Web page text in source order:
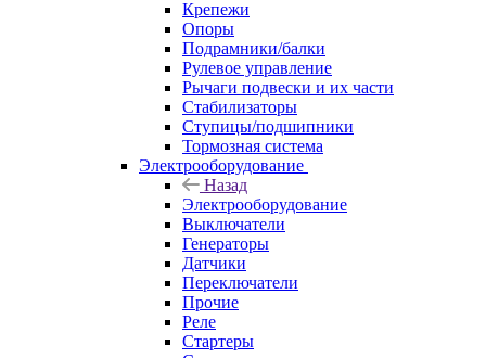
Крепежи
Опоры
Подрамники/балки
Рулевое управление
Рычаги подвески и их части
Стабилизаторы
Ступицы/подшипники
Тормозная система
Электрооборудование
Назад
Электрооборудование
Выключатели
Генераторы
Датчики
Переключатели
Прочие
Реле
Стартеры